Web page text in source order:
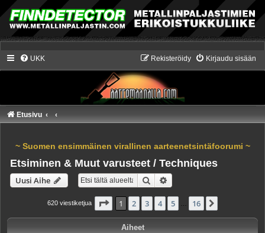
UKK Kirjaudu sisään
Rekisteröidy
Etusivu
~ Suomen ensimmäinen virallinen aarteenetsintäfoorumi ~
Etsiminen & Muut varusteet / Techniques
Uusi Aihe Etsi
620 viestiketjua Sivu /16
1 2 3 4 5 16
Aiheet